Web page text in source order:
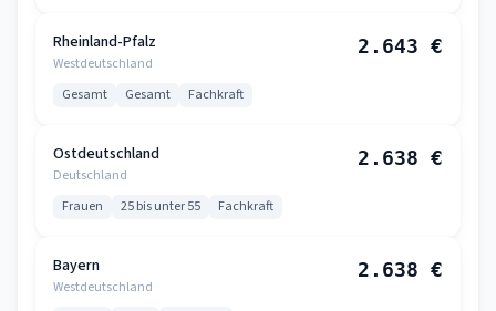
Rheinland-Pfalz
Westdeutschland
2.643 €
Gesamt Gesamt Fachkraft
Ostdeutschland
Deutschland
2.638 €
Frauen 25 bis unter 55 Fachkraft
Bayern
Westdeutschland
2.638 €